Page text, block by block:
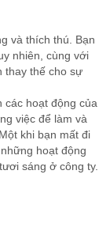
và thích thú. Bạn
nhiên, cùng với
thay thế cho sự
hoạt động của
việc để làm và
khi bạn mất đi
hoạt động
sáng ở công ty.